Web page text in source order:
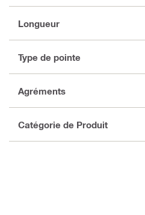
Longueur
Type de pointe
Agréments
Catégorie de Produit